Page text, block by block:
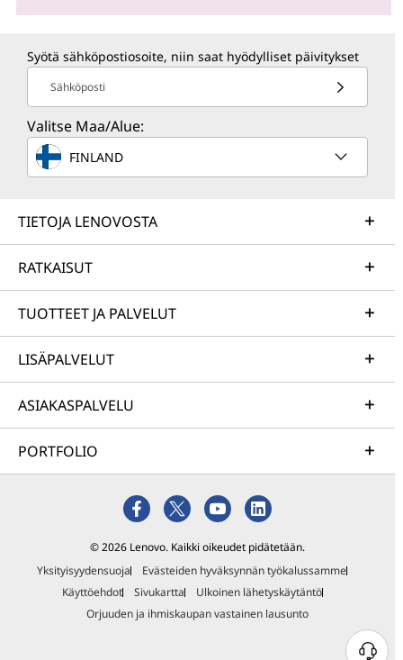
Syötä sähköpostiosoite, niin saat hyödylliset päivitykset
Sähköposti
Valitse Maa/Alue:
FINLAND
TIETOJA LENOVOSTA
RATKAISUT
TUOTTEET JA PALVELUT
LISÄPALVELUT
ASIAKASPALVELU
PORTFOLIO
© 2026 Lenovo. Kaikki oikeudet pidätetään.
Yksityisyydensuoja
Evästeiden hyväksynnän työkalussamme
Käyttöehdot
Sivukartta
Ulkoinen lähetyskäytäntö
Orjuuden ja ihmiskaupan vastainen lausunto